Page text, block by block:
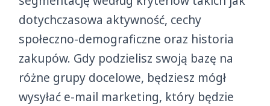
dotychczasowa aktywność, cechy
społeczno-demograficzne oraz historia
zakupów. Gdy podzielisz swoją bazę na
różne grupy docelowe, będziesz mógł
wysyłać e-mail marketing, który będzie